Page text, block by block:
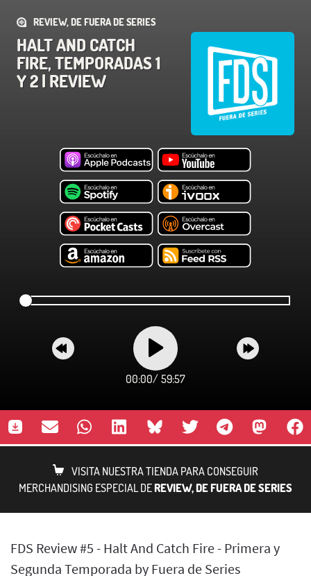
REVIEW, DE FUERA DE SERIES
HALT AND CATCH
FIRE, TEMPORADAS 1
Y 2 | REVIEW
00:00/ 59:57
VISITA NUESTRA TIENDA PARA CONSEGUIR
MERCHANDISING ESPECIAL DEREVIEW, DE FUERA DE SERIES
FDS Review #5 - Halt And Catch Fire - Primera y
Segunda Temporada by Fuera de Series